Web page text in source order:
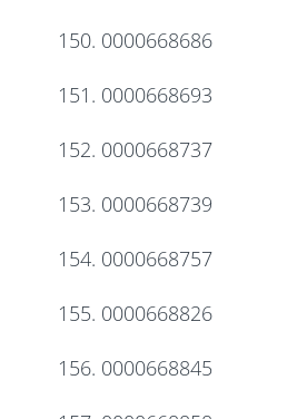
150. 0000668686
151. 0000668693
152. 0000668737
153. 0000668739
154. 0000668757
155. 0000668826
156. 0000668845